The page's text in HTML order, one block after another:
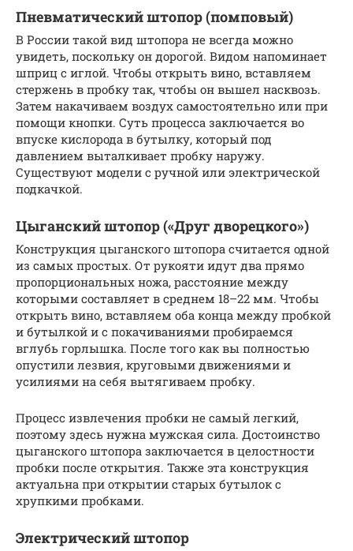
Пневматический штопор (помповый)
В России такой вид штопора не всегда можно
увидеть, поскольку он дорогой. Видом напоминает
шприц с иглой. Чтобы открыть вино, вставляем
стержень в пробку так, чтобы он вышел насквозь.
Затем накачиваем воздух самостоятельно или при
помощи кнопки. Суть процесса заключается во
впуске кислорода в бутылку, который под
давлением выталкивает пробку наружу.
Существуют модели с ручной или электрической
подкачкой.
Цыганский штопор («Друг дворецкого»)
Конструкция цыганского штопора считается одной
из самых простых. От рукояти идут два прямо
пропорциональных ножа, расстояние между
которыми составляет в среднем 18–22 мм. Чтобы
открыть вино, вставляем оба конца между пробкой
и бутылкой и с покачиваниями пробираемся
вглубь горлышка. После того как вы полностью
опустили лезвия, круговыми движениями и
усилиями на себя вытягиваем пробку.
Процесс извлечения пробки не самый легкий,
поэтому здесь нужна мужская сила. Достоинство
цыганского штопора заключается в целостности
пробки после открытия. Также эта конструкция
актуальна при открытии старых бутылок с
хрупкими пробками.
Электрический штопор